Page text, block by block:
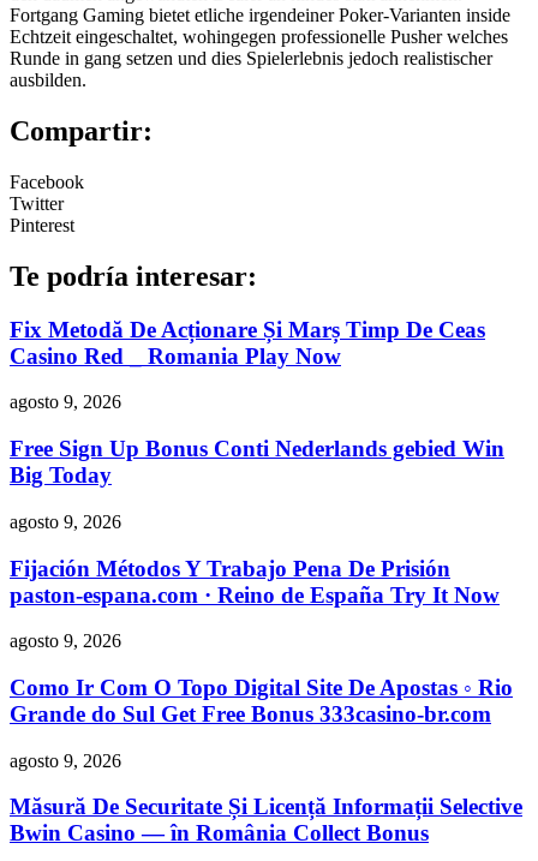
Fortgang Gaming bietet etliche irgendeiner Poker-Varianten inside
Echtzeit eingeschaltet, wohingegen professionelle Pusher welches
Runde in gang setzen und dies Spielerlebnis jedoch realistischer
ausbilden.
Compartir:
Facebook
Twitter
Pinterest
Te podría interesar:
Fix Metodă De Acționare Și Marș Timp De Ceas
Casino Red _ Romania Play Now
agosto 9, 2026
Free Sign Up Bonus Conti Nederlands gebied Win
Big Today
agosto 9, 2026
Fijación Métodos Y Trabajo Pena De Prisión
paston-espana.com · Reino de España Try It Now
agosto 9, 2026
Como Ir Com O Topo Digital Site De Apostas ◦ Rio
Grande do Sul Get Free Bonus 333casino-br.com
agosto 9, 2026
Măsură De Securitate Și Licență Informații Selective
Bwin Casino — în România Collect Bonus